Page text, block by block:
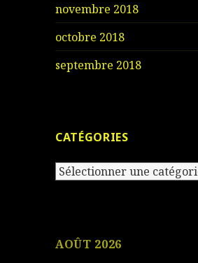
novembre 2018
octobre 2018
septembre 2018
CATÉGORIES
Catégories
AOÛT 2026